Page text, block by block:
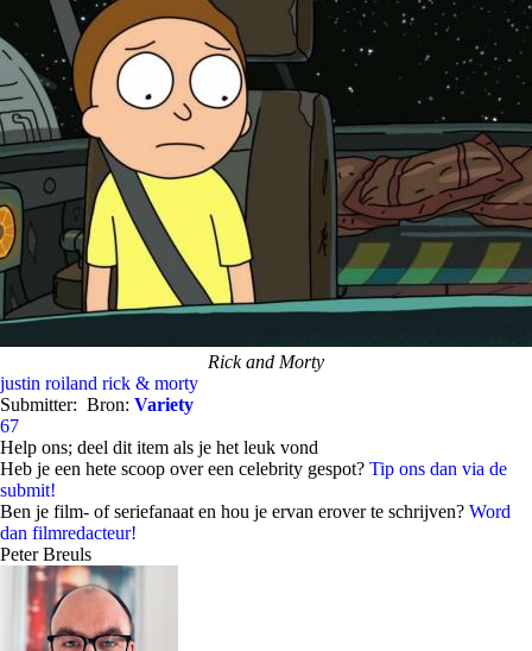
Rick and Morty
justin roiland rick & morty
Submitter: Bron: Variety
67
Help ons; deel dit item als je het leuk vond
Heb je een hete scoop over een celebrity gespot? Tip ons dan via de
submit!
Ben je film- of seriefanaat en hou je ervan erover te schrijven? Word
dan filmredacteur!
Peter Breuls